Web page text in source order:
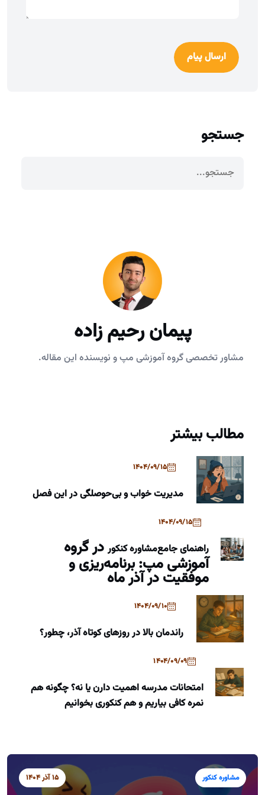
ارسال پیام
جستجو
پیمان رحیم زاده
مشاور تخصصی گروه آموزشی مپ و نویسنده این مقاله.
مطالب بیشتر
1404/09/15
مدیریت خواب و بی‌حوصلگی در این فصل
1404/09/15
راهنمای جامعمشاوره کنکوردر گروه
آموزشی مپ: برنامه‌ریزی و
موفقیت در آذر ماه
1404/09/10
راندمان بالا در روزهای کوتاه آذر، چطور؟
1404/09/09
امتحانات مدرسه اهمیت دارن یا نه؟ چگونه هم
نمره کافی بیاریم و هم کنکوری بخوانیم
مشاوره کنکور 15 آذر 1404